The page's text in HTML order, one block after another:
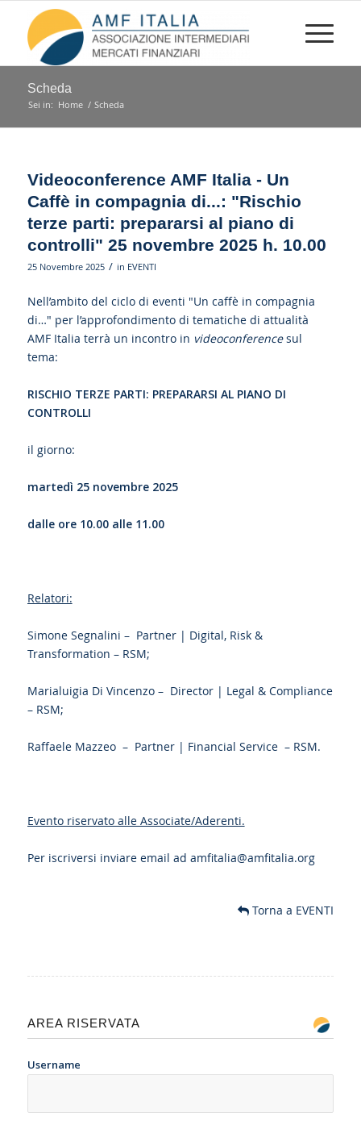
Scheda
Sei in: Home / Scheda
Videoconference AMF Italia - Un
Caffè in compagnia di...: "Rischio
terze parti: prepararsi al piano di
controlli" 25 novembre 2025 h. 10.00
25 Novembre 2025 / in EVENTI
Nell’ambito del ciclo di eventi "Un caffè in compagnia
di…" per l’approfondimento di tematiche di attualità
AMF Italia terrà un incontro in videoconferencesul
tema:
RISCHIO TERZE PARTI: PREPARARSI AL PIANO DI
CONTROLLI
il giorno:
martedì 25 novembre 2025
dalle ore 10.00 alle 11.00
Relatori:
Simone Segnalini – Partner | Digital, Risk &
Transformation – RSM;
Marialuigia Di Vincenzo – Director | Legal & Compliance
– RSM;
Raffaele Mazzeo – Partner | Financial Service – RSM.
Evento riservato alle Associate/Aderenti.
Per iscriversi inviare email ad amfitalia@amfitalia.org
Torna a EVENTI
AREA RISERVATA
Username